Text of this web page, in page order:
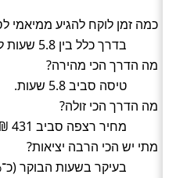
כמה זמן לוקח להגיע ממיאמי
בדרך כלל בין 5.8 שעות ל־26.7 שעות (טיסה).
מה הדרך הכי מהירה?
טיסה סביב 5.8 שעות.
מה הדרך הכי זולה?
מחיר רצפה סביב 431 ₪ בטיסה.
מתי יש הכי הרבה יציאות?
בעיקר בשעות הבוקר (כ־52% מהיציאות).